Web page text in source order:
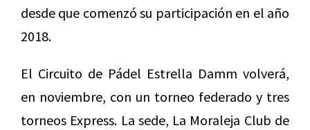
desde que comenzó su participación en el año
2018.
El Circuito de Pádel Estrella Damm volverá,
en noviembre, con un torneo federado y tres
torneos Express. La sede, La Moraleja Club de